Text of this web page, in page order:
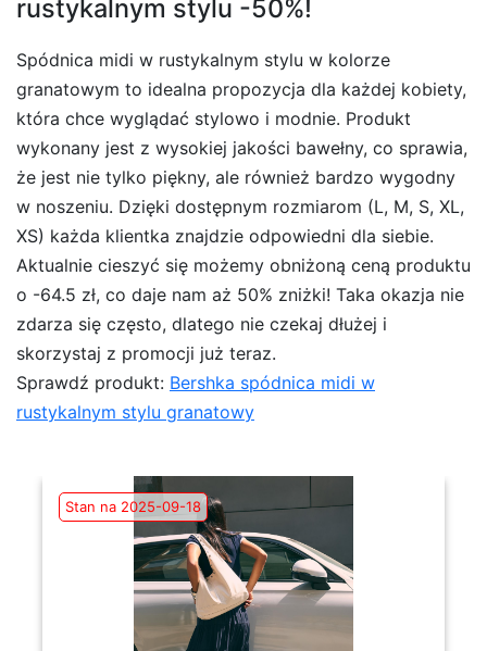
rustykalnym stylu -50%!
Spódnica midi w rustykalnym stylu w kolorze
granatowym to idealna propozycja dla każdej kobiety,
która chce wyglądać stylowo i modnie. Produkt
wykonany jest z wysokiej jakości bawełny, co sprawia,
że jest nie tylko piękny, ale również bardzo wygodny
w noszeniu. Dzięki dostępnym rozmiarom (L, M, S, XL,
XS) każda klientka znajdzie odpowiedni dla siebie.
Aktualnie cieszyć się możemy obniżoną ceną produktu
o -64.5 zł, co daje nam aż 50% zniżki! Taka okazja nie
zdarza się często, dlatego nie czekaj dłużej i
skorzystaj z promocji już teraz.
Sprawdź produkt: Bershka spódnica midi w
rustykalnym stylu granatowy
Stan na 2025-09-18